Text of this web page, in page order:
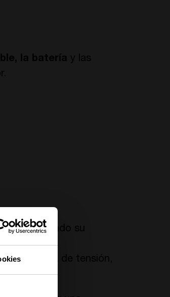
la batería y las
(cambiando su
(sin caída de tensión,